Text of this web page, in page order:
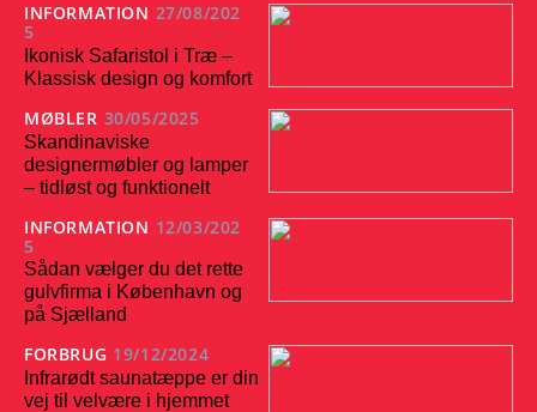
INFORMATION 27/08/202
5
Ikonisk Safaristol i Træ –
Klassisk design og komfort
MØBLER 30/05/2025
Skandinaviske
designermøbler og lamper
– tidløst og funktionelt
INFORMATION 12/03/202
5
Sådan vælger du det rette
gulvfirma i København og
på Sjælland
FORBRUG 19/12/2024
Infrarødt saunatæppe er din
vej til velvære i hjemmet